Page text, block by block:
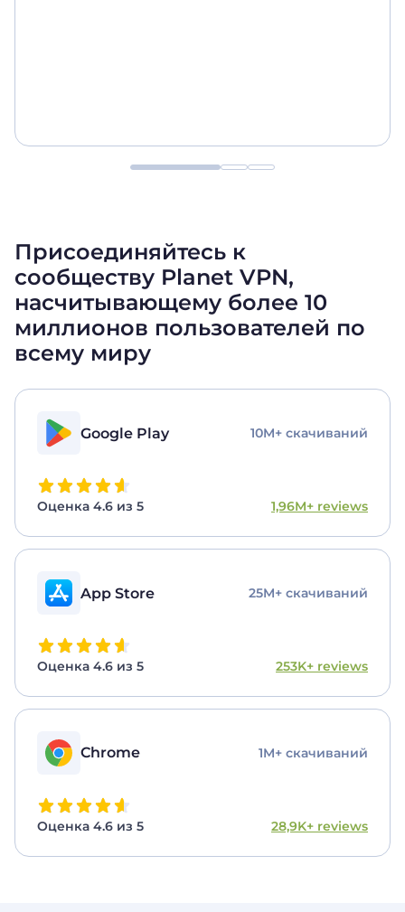
Присоединяйтесь к
сообществу Planet VPN,
насчитывающему более 10
миллионов пользователей по
всему миру
Google Play 10M+ скачиваний
Оценка 4.6 из 5 1,96M+ reviews
App Store 25M+ скачиваний
Оценка 4.6 из 5 253K+ reviews
Chrome 1M+ скачиваний
Оценка 4.6 из 5 28,9K+ reviews